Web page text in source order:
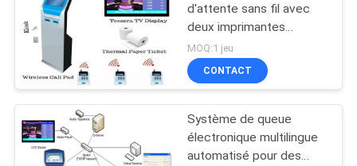
NOUVELLES
DEMANDEZ
UNE
CITATION
système de gestion
de file d'attente
d'attente sans fil avec
deux imprimantes
thermiques de 80 mm
MOQ:1 jeu
CONTACT
Système de queue
électronique multilingue
automatisé pour des